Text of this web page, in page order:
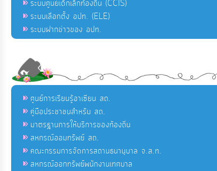
ระบบศูนย์เด็กเล็กท้องถิ่น (CCIS)
ระบบเลือกตั้ง อปท. (ELE)
ระบบฝากข่าวของ อปท.
ศูนย์การเรียนรู้อาเซียน สถ.
คู่มือประชาชนสำหรับ สถ.
มาตรฐานการให้บริการของท้องถิ่น
สหกรณ์ออมทรัพย์ สถ.
คณะกรรมการจัดการสถานธนานุบาล จ.ส.ท.
สหกรณ์ออกทรัพย์พนักงานเทศบาล